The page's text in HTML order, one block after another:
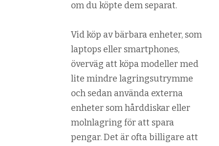
om du köpte dem separat.
Vid köp av bärbara enheter, som
laptops eller smartphones,
överväg att köpa modeller med
lite mindre lagringsutrymme
och sedan använda externa
enheter som hårddiskar eller
molnlagring för att spara
pengar. Det är ofta billigare att